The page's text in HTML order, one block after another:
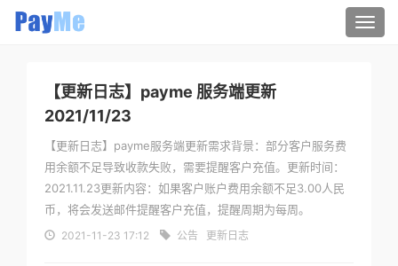
【更新日志】payme 服务端更新
2021/11/23
【更新日志】payme服务端更新需求背景：部分客户服务费
用余额不足导致收款失败，需要提醒客户充值。更新时间：
2021.11.23更新内容：如果客户账户费用余额不足3.00人民
币，将会发送邮件提醒客户充值，提醒周期为每周。
2021-11-23 17:12 公告 更新日志